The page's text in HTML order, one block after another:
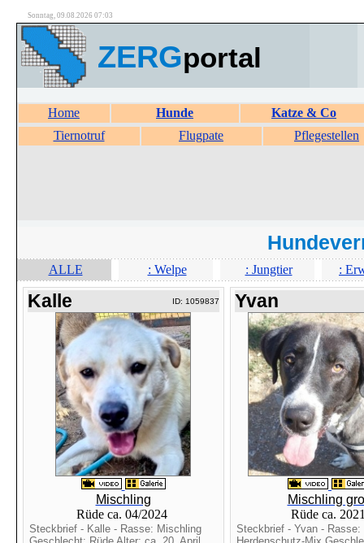
Sonntag, 09.08.2026 07:03
ZERGportal
Home Hunde
Katze & Co
Tiernotruf
Flugpate Pflegestellen
ALLE : Welpe : Jungtier :
Kalle ID: 1059837
Mischling
Rüde ca. 04/2024
Steckbrief - Kalle - Rasse: Mischling
Yvan
Mischling
Rüde ca.
Steckbrief - Yvan - Rasse: